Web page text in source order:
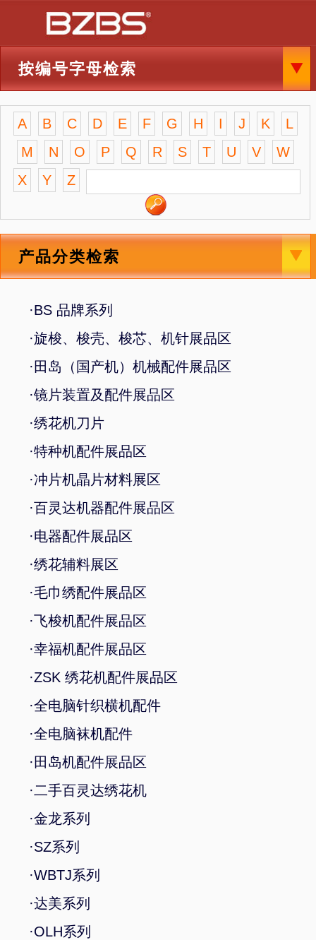
按编号字母检索
A B C D E F G H I J K
L
M
N O P Q R S T U V
W
X
Y Z
产品分类检索
·BS 品牌系列
·旋梭、梭壳、梭芯、机针展品区
·田岛（国产机）机械配件展品区
·镜片装置及配件展品区
·绣花机刀片
·特种机配件展品区
·冲片机晶片材料展区
·百灵达机器配件展品区
·电器配件展品区
·绣花辅料展区
·毛巾绣配件展品区
·飞梭机配件展品区
·幸福机配件展品区
·ZSK 绣花机配件展品区
·全电脑针织横机配件
·全电脑袜机配件
·田岛机配件展品区
·二手百灵达绣花机
·金龙系列
·SZ系列
·WBTJ系列
·达美系列
·OLH系列